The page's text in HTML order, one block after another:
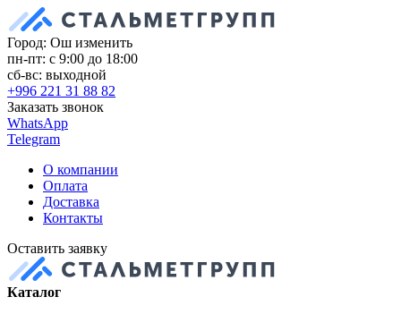
Город: Ош изменить
пн-пт: с 9:00 до 18:00
сб-вс: выходной
+996 221 31 88 82
Заказать звонок
WhatsApp
Telegram
О компании
Оплата
Доставка
Контакты
Оставить заявку
Каталог